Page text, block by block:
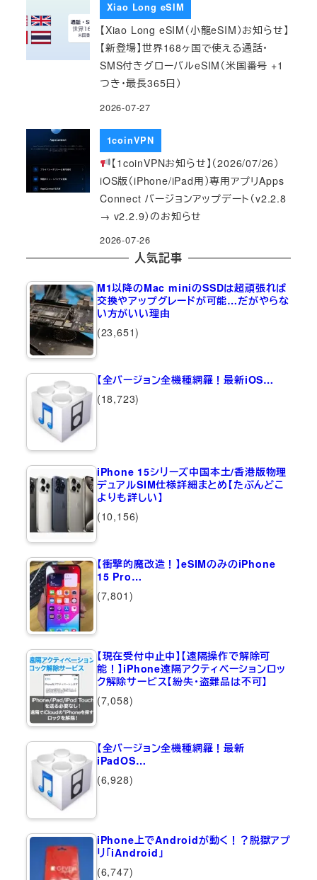
Xiao Long eSIM
【Xiao Long eSIM（小龍eSIM）お知らせ】
【新登場】世界168ヶ国で使える通話・
SMS付きグローバルeSIM（米国番号 +1
つき・最長365日）
2026-07-27
1coinVPN
【1coinVPNお知らせ】（2026/07/26）
iOS版（iPhone/iPad用）専用アプリApps
Connect バージョンアップデート（v2.2.8
→ v2.2.9）のお知らせ
2026-07-26
人気記事
M1以降のMac miniのSSDは超頑張れば
交換やアップグレードが可能…だがやらな
い方がいい理由
(23,651)
【全バージョン全機種網羅！最新iOS…
(18,723)
iPhone 15シリーズ中国本土/香港版物理
デュアルSIM仕様詳細まとめ【たぶんどこ
よりも詳しい】
(10,156)
【衝撃的魔改造！】eSIMのみのiPhone
15 Pro…
(7,801)
【現在受付中止中】【遠隔操作で解除可
能！】iPhone遠隔アクティベーションロッ
ク解除サービス【紛失・盗難品は不可】
(7,058)
【全バージョン全機種網羅！最新
iPadOS…
(6,928)
iPhone上でAndroidが動く！？脱獄アプ
リ「iAndroid」
(6,747)